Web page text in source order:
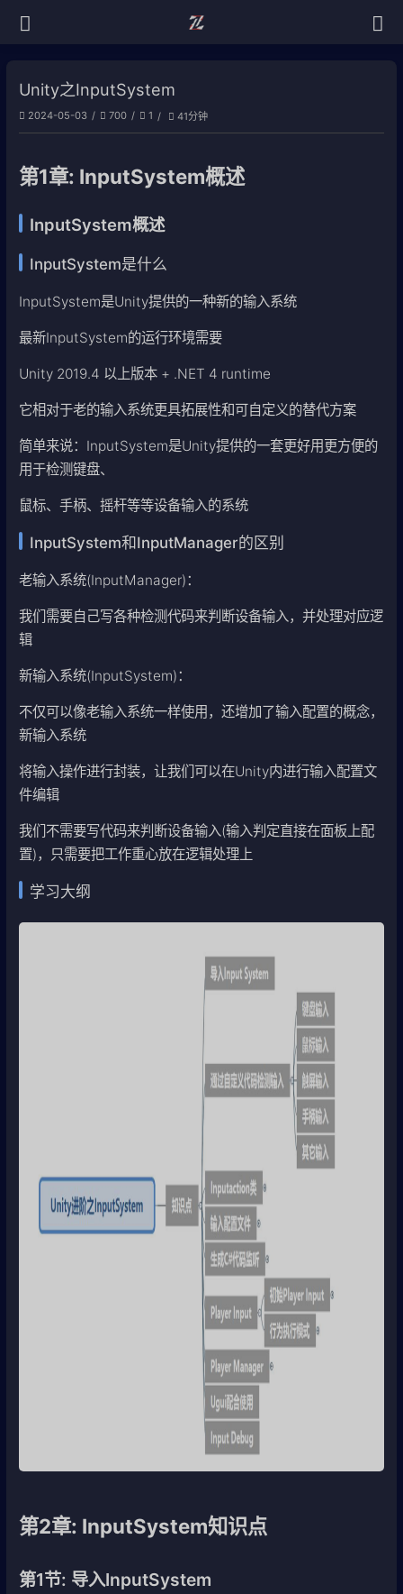
Unity之InputSystem
2024-05-03 700 1 41分钟
第1章: InputSystem概述
InputSystem概述
InputSystem是什么
InputSystem是Unity提供的一种新的输入系统
最新InputSystem的运行环境需要
Unity 2019.4 以上版本 + .NET 4 runtime
它相对于老的输入系统更具拓展性和可自定义的替代方案
简单来说：InputSystem是Unity提供的一套更好用更方便的
用于检测键盘、
鼠标、手柄、摇杆等等设备输入的系统
InputSystem和InputManager的区别
老输入系统(InputManager)：
我们需要自己写各种检测代码来判断设备输入，并处理对应逻
辑
新输入系统(InputSystem)：
不仅可以像老输入系统一样使用，还增加了输入配置的概念，
新输入系统
将输入操作进行封装，让我们可以在Unity内进行输入配置文
件编辑
我们不需要写代码来判断设备输入(输入判定直接在面板上配
置)，只需要把工作重心放在逻辑处理上
学习大纲
第2章: InputSystem知识点
第1节: 导入InputSystem